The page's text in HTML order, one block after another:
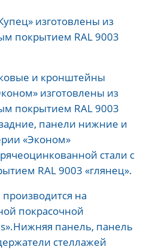
изготовлены из
покрытием RAL 9003
и кронштейны
изготовлены из
покрытием RAL 9003
панели нижние и
«Эконом»
стали с
RAL 9003 «глянец».
на
покрасочной
панель, панель
стеллажей